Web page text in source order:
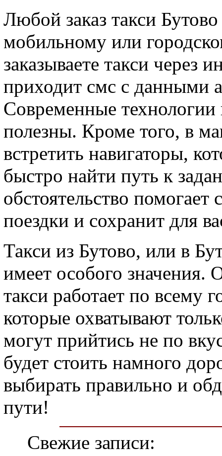
Любой заказ такси
мобильному или
заказываете такси через
приходит смс с данными
Современные
полезны. Кроме того, в
встретить навигаторы,
быстро найти путь к
обстоятельство помогает
поездки и сохранит для
Такси из Бутово, или в
имеет особого значения.
такси работает по всему
которые охватывают
могут прийтись не по
будет стоить намного
выбирать правильно и
пути!
Свежие записи: